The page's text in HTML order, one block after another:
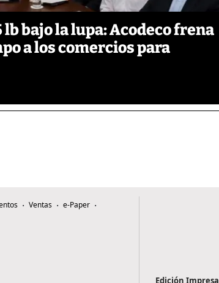
lb bajo la lupa: Acodeco frena
a los comercios para
Ventas
e-Paper
Edición Impresa